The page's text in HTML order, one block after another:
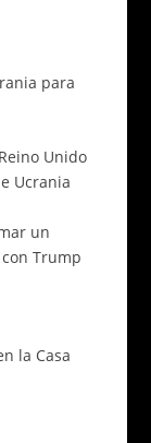
para
Unido
Ucrania
un
Trump
la Casa